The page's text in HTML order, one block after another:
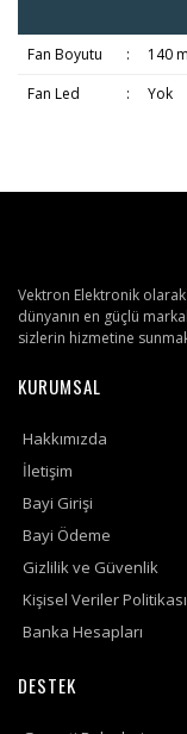
Fan Boyutu :
140
Fan Led
: Yok
Vektron Elektronik
dünyanın en güçlü
sizlerin hizmetine
KURUMSAL
Hakkımızda
İletişim
Bayi Girişi
Bayi Ödeme
Gizlilik ve Güvenlik
Kişisel Veriler Politikası
Banka Hesapları
DESTEK